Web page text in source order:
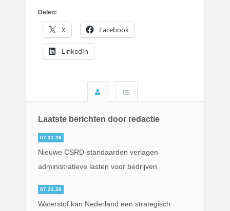
Delen:
X Facebook
LinkedIn
Laatste berichten door redactie
07.31.26
Nieuwe CSRD-standaarden verlagen
administratieve lasten voor bedrijven
07.31.26
Waterstof kan Nederland een strategisch